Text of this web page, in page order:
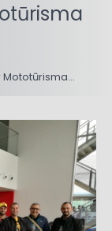
Mototūrisma…